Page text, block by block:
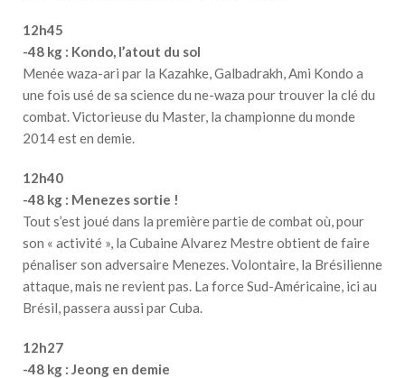
12h45
-48 kg : Kondo, l’atout du sol
Menée waza-ari par la Kazahke, Galbadrakh, Ami Kondo a
une fois usé de sa science du ne-waza pour trouver la clé du
combat. Victorieuse du Master, la championne du monde
2014 est en demie.
12h40
-48 kg : Menezes sortie !
Tout s’est joué dans la première partie de combat où, pour
son « activité », la Cubaine Alvarez Mestre obtient de faire
pénaliser son adversaire Menezes. Volontaire, la Brésilienne
attaque, mais ne revient pas. La force Sud-Américaine, ici au
Brésil, passera aussi par Cuba.
12h27
-48 kg : Jeong en demie